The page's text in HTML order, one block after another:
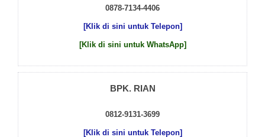
0878-7134-4406
[Klik di sini untuk Telepon]
[Klik di sini untuk WhatsApp]
BPK. RIAN
0812-9131-3699
[Klik di sini untuk Telepon]